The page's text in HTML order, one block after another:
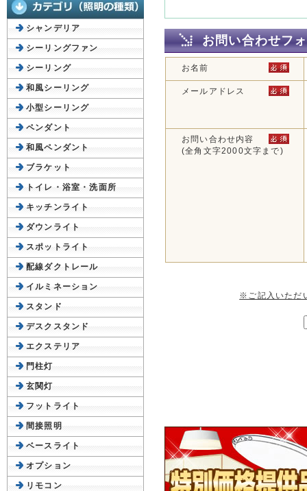
お問い合わせフ
お名前
メールアドレス
お問い合わせ内容
(全角文字2000文字まで)
※ご記入いただ
シャンデリア
シーリングファン
シーリング
和風シーリング
小型シーリング
ペンダント
和風ペンダント
ブラケット
トイレ・浴室・洗面所
キッチンライト
ダウンライト
スポットライト
配線ダクトレール
イルミネーション
スタンド
デスクスタンド
エクステリア
門柱灯
玄関灯
フットライト
間接照明
ベースライト
オプション
リモコン